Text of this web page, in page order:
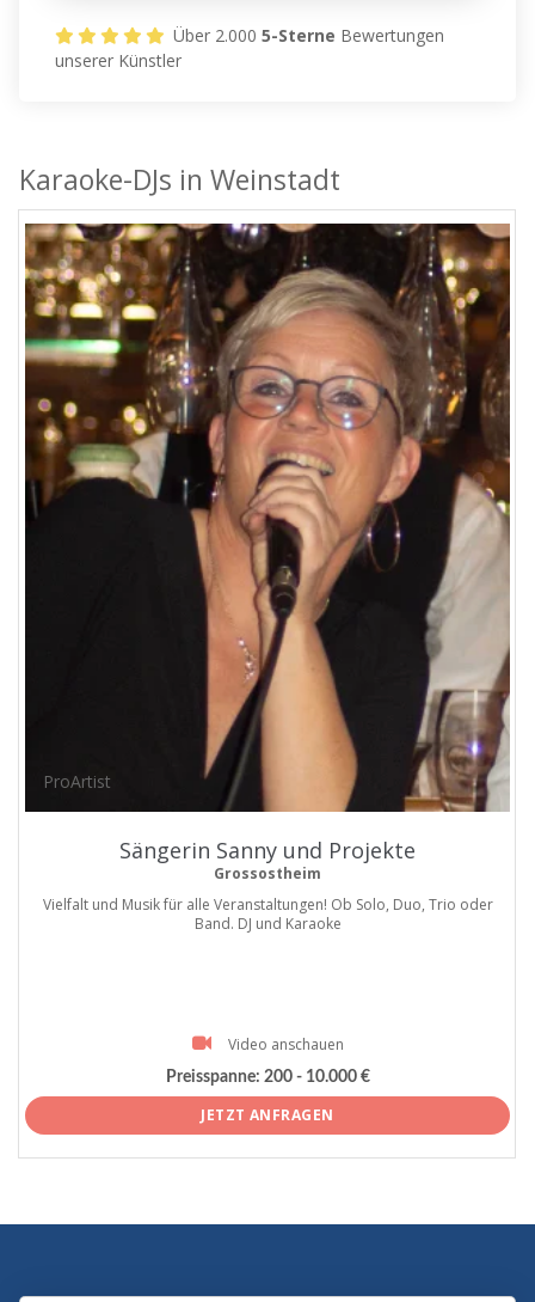
Über 2.0005-Sterne Bewertungen
unserer Künstler
Karaoke-DJs in Weinstadt
ProArtist
Sängerin Sanny und Projekte
Grossostheim
Vielfalt und Musik für alle Veranstaltungen! Ob Solo, Duo, Trio oder
Band. DJ und Karaoke
Video anschauen
Preisspanne: 200 - 10.000 €
JETZT ANFRAGEN